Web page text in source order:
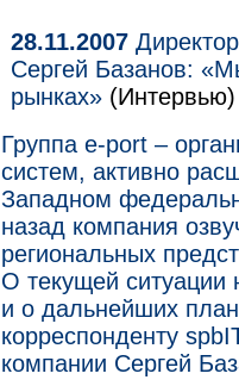
28.11.2007
Сергей Базанов:
рынках» (Интервью)
Группа e-port –
систем, активно
Западном
назад компания
региональных
О текущей ситуации
и о дальнейших
корреспонденту
компании Сергей